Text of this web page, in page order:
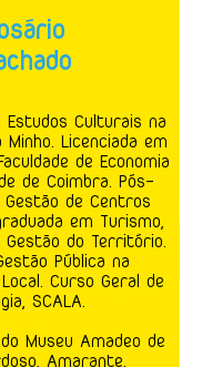
Estudos Culturais na
Minho. Licenciada em
de Economia
de Coimbra. Pós-
Gestão de Centros
em Turismo,
Gestão do Território.
Pública na
Curso Geral de
SCALA.
Museu Amadeo de
Amarante.